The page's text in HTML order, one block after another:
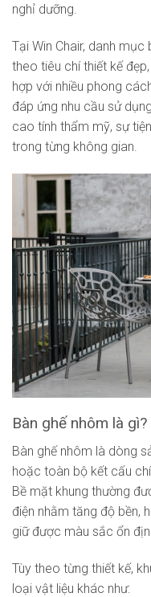
nghỉ dưỡng.
Tại Win Chair, danh
theo tiêu chí thiết kế
hợp với nhiều phong
đáp ứng nhu cầu sử
cao tính thẩm mỹ, sự
trong từng không gian.
Bàn ghế nhôm là gì?
Bàn ghế nhôm là dòng
hoặc toàn bộ kết cấu
Bề mặt khung thường
điện nhằm tăng độ bền,
giữ được màu sắc ổn
Tùy theo từng thiết kế,
loại vật liệu khác như: